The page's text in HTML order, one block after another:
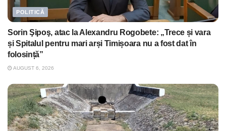
POLITICĂ
Sorin Şipoş, atac la Alexandru Rogobete: „Trece și vara
și Spitalul pentru mari arși Timișoara nu a fost dat în
folosință”
AUGUST 6, 2026